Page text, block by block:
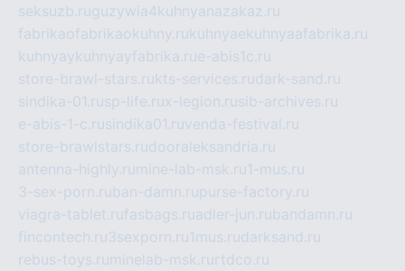
seksuzb.ruguzywia4kuhnyanazakaz.ru
fabrikaofabrikaokuhny.rukuhnyaekuhnyaafabrika.ru
kuhnyaykuhnyayfabrika.rue-abis1c.ru
store-brawl-stars.rukts-services.rudark-sand.ru
sindika-01.rusp-life.rux-legion.rusib-archives.ru
e-abis-1-c.rusindika01.ruvenda-festival.ru
store-brawlstars.rudooraleksandria.ru
antenna-highly.ru mine-lab-msk.ru1-mus.ru
3-sex-porn.ruban-damn.rupurse-factory.ru
viagra-tablet.rufasbags.ruadler-jun.rubandamn.ru
fincontech.ru3sexporn.ru1mus.rudarksand.ru
rebus-toys.ru minelab-msk.ru rtdco.ru